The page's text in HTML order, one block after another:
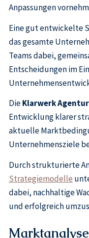
Anpassungen
Eine gut entwickelte
das gesamte
Teams dabei,
Entscheidungen im
DieKlarwerk Agentur
Entwicklung klarer
aktuelle
Unternehmensziele
Durch strukturierte
Strategiemodelle
dabei, nachhaltige
und erfolgreich